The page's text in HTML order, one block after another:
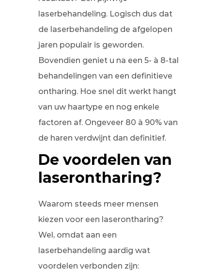
laserbehandeling. Logisch dus dat
de laserbehandeling de afgelopen
jaren populair is geworden.
Bovendien geniet u na een 5- à 8-tal
behandelingen van een definitieve
ontharing. Hoe snel dit werkt hangt
van uw haartype en nog enkele
factoren af. Ongeveer 80 à 90% van
de haren verdwijnt dan definitief.
De voordelen van
laserontharing?
Waarom steeds meer mensen
kiezen voor een laserontharing?
Wel, omdat aan een
laserbehandeling aardig wat
voordelen verbonden zijn: